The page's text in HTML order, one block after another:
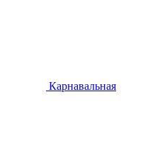
Карнавальная